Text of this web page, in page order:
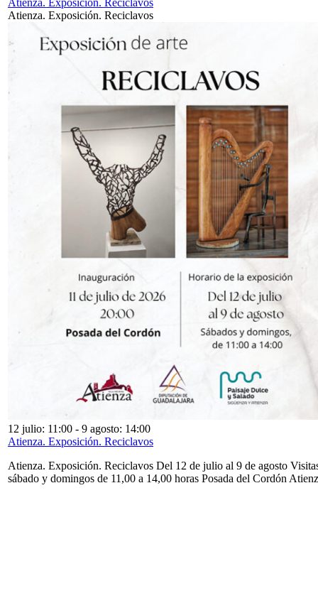
Atienza. Exposición. Reciclavos
12 julio: 11:00 - 9 agosto: 14:00
Atienza. Exposición. Reciclavos
Atienza. Exposición. Reciclavos Del 12 de julio al 9 de agosto
sábado y domingos de 11,00 a 14,00 horas Posada del Cordón